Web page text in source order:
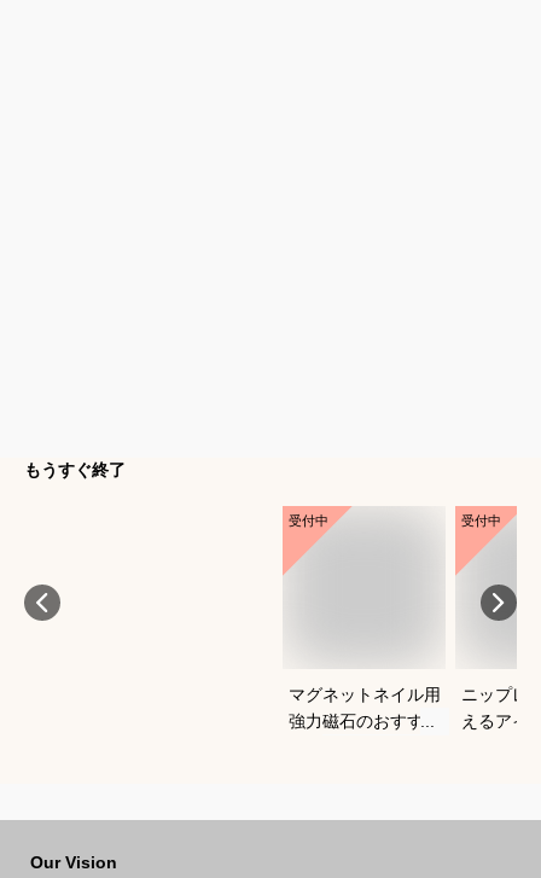
もうすぐ終了
受付中
マグネットネイル用
強力磁石のおすすめ
受付中
ニップレ
えるアイ
Our Vision